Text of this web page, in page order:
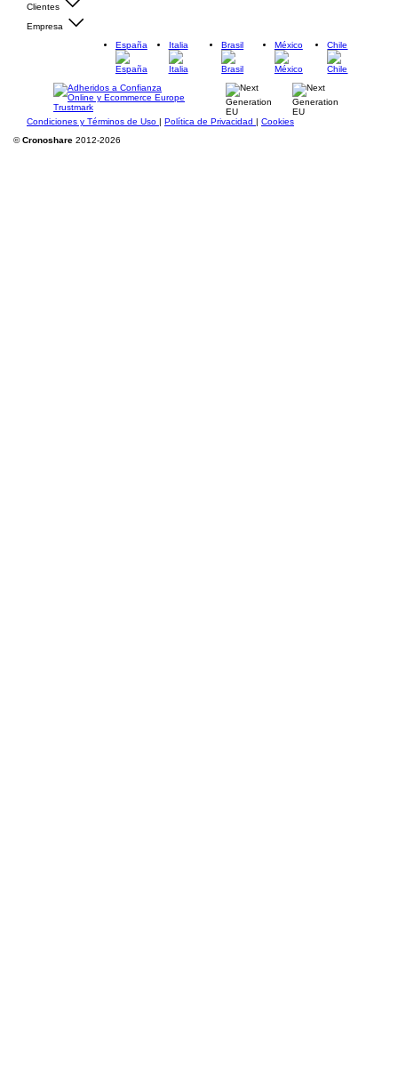
Clientes
Empresa
España
Italia Brasil México Chile
Condiciones y Términos de Uso | Política de Privacidad | Cookies
©Cronoshare 2012-2026